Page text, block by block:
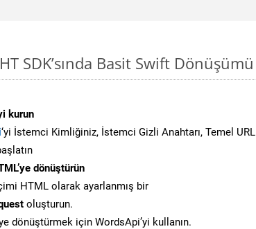
SDK’sında Basit Swift Dönüşümü
kurun
‘yi İstemci Kimliğiniz, İstemci Gizli Anahtarı, Temel URL
dönüştürün
HTML olarak ayarlanmış bir
oluşturun.
dönüştürmek için WordsApi’yi kullanın.